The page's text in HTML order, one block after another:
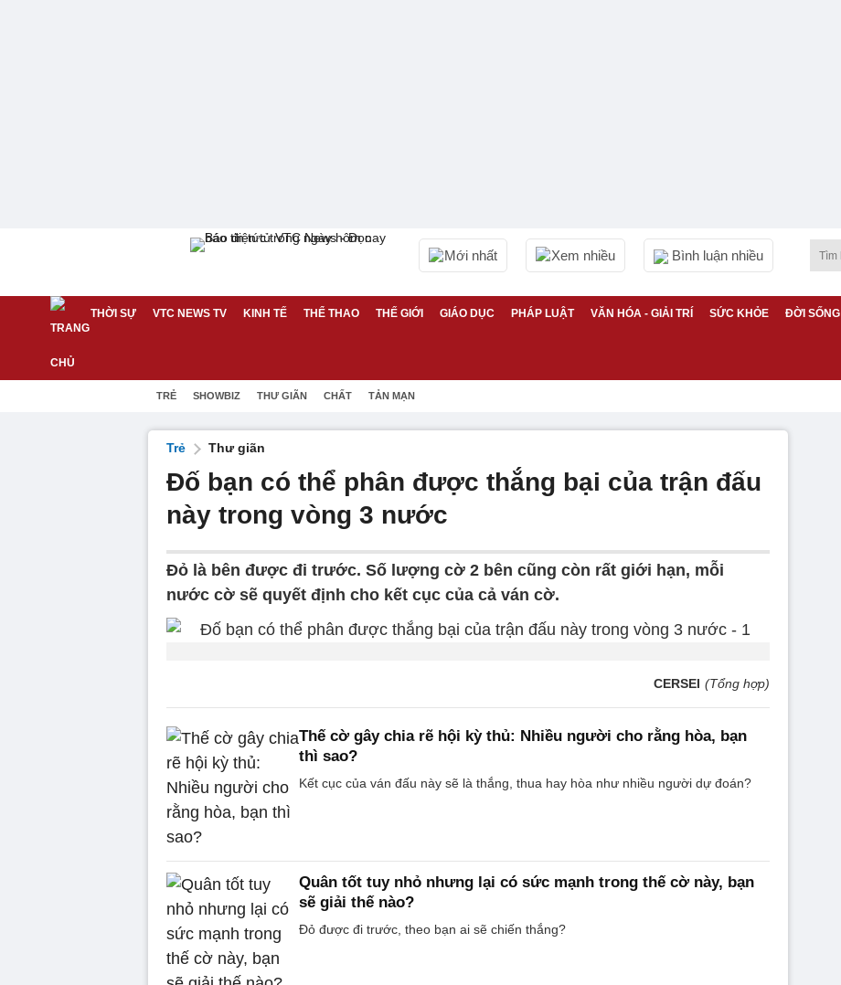
Mới nhất Xem nhiều Bình luận nhiều
THỜI SỰ VTC NEWS TV KINH TẾ THỂ THAO THẾ GIỚI GIÁO DỤC PHÁP LUẬT VĂN HÓA - GIẢI TRÍ SỨC KHỎE ĐỜI SỐNG
TRẺ SHOWBIZ THƯ GIÃN CHẤT TẢN MẠN
Trẻ Thư giãn
Đố bạn có thể phân được thắng bại của trận đấu
này trong vòng 3 nước
Đỏ là bên được đi trước. Số lượng cờ 2 bên cũng còn rất giới hạn, mỗi
nước cờ sẽ quyết định cho kết cục của cả ván cờ.
CERSEI (Tổng hợp)
Thế cờ gây chia rẽ hội kỳ thủ: Nhiều người cho rằng hòa, bạn
thì sao?
Kết cục của ván đấu này sẽ là thắng, thua hay hòa như nhiều người dự đoán?
Quân tốt tuy nhỏ nhưng lại có sức mạnh trong thế cờ này, bạn
sẽ giải thế nào?
Đỏ được đi trước, theo bạn ai sẽ chiến thắng?